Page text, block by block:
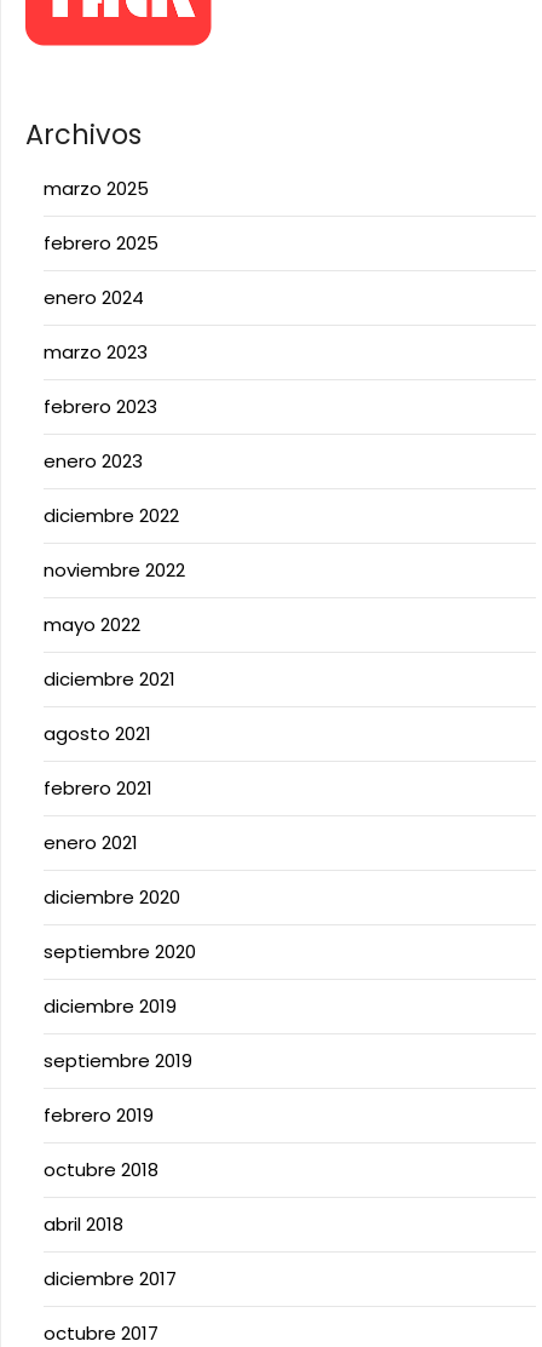
Archivos
marzo 2025
febrero 2025
enero 2024
marzo 2023
febrero 2023
enero 2023
diciembre 2022
noviembre 2022
mayo 2022
diciembre 2021
agosto 2021
febrero 2021
enero 2021
diciembre 2020
septiembre 2020
diciembre 2019
septiembre 2019
febrero 2019
octubre 2018
abril 2018
diciembre 2017
octubre 2017